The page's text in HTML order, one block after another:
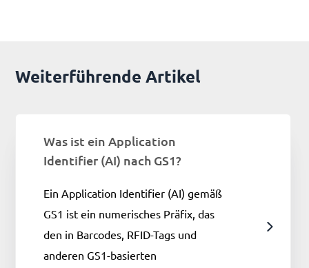
Weiterführende Artikel
Was ist ein Application
Identifier (AI) nach GS1?
Ein Application Identifier (AI) gemäß
GS1 ist ein numerisches Präfix, das
den in Barcodes, RFID-Tags und
anderen GS1-basierten